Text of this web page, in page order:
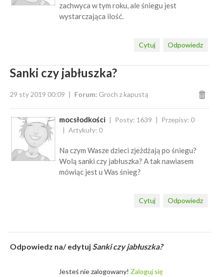
zachwyca w tym roku, ale śniegu jest
wystarczająca ilość.
Odpowiedz
Cytuj
Sanki czy jabłuszka?
29 sty 2019 00:09 Forum: Groch z kapustą
mocsłodkości Posty: 1639
Przepisy: 0
Artykuły: 0
Na czym Wasze dzieci zjeżdżają po śniegu?
Wolą sanki czy jabłuszka? A tak nawiasem
mówiąc jest u Was śnieg?
Odpowiedz
Cytuj
Odpowiedz na/ edytujSanki czy jabłuszka?
Jesteś nie zalogowany! Zaloguj się